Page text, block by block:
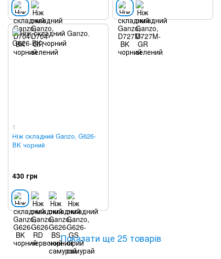
1
Ніж складний Ganzo, G626-
BK чорний
430 грн
Показати ще 25 товарів